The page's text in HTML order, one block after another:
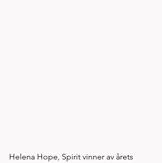
Helena Hope, Spirit vinner av årets